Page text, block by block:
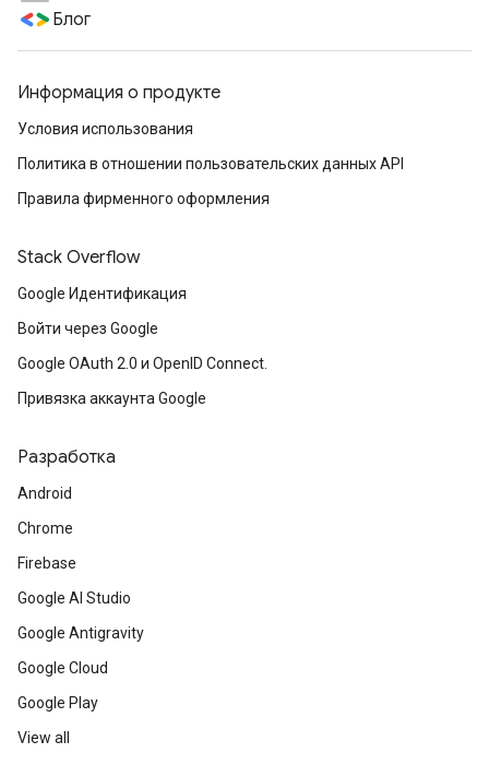
Блог
Информация о продукте
Условия использования
Политика в отношении пользовательских данных API
Правила фирменного оформления
Stack Overflow
Google Идентификация
Войти через Google
Google OAuth 2.0 и OpenID Connect.
Привязка аккаунта Google
Разработка
Android
Chrome
Firebase
Google AI Studio
Google Antigravity
Google Cloud
Google Play
View all